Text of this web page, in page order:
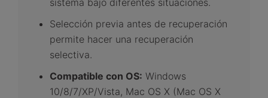
Selección previa antes de recuperación
permite hacer una recuperación
selectiva.
Compatible con OS: Windows
10/8/7/XP/Vista, Mac OS X (Mac OS X